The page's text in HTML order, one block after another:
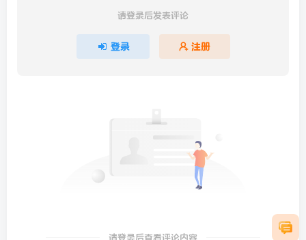
请登录后发表评论
登录 注册
请登录后查看评论内容